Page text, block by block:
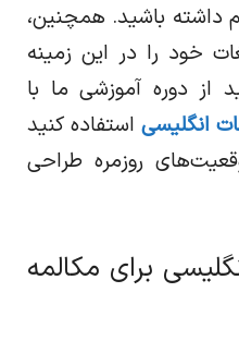
داشته باشید. همچنین،
خود را در این زمینه
دوره آموزشی ما با
انگلیسیاستفاده کنید
روزمره طراحی
برای مکالمه